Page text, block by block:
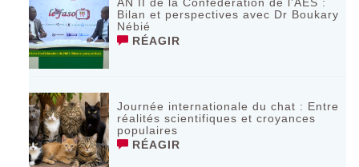
Bilan et perspectives avec Dr Boukary
Nébié
RÉAGIR
Journée internationale du chat : Entre
réalités scientifiques et croyances
populaires
RÉAGIR